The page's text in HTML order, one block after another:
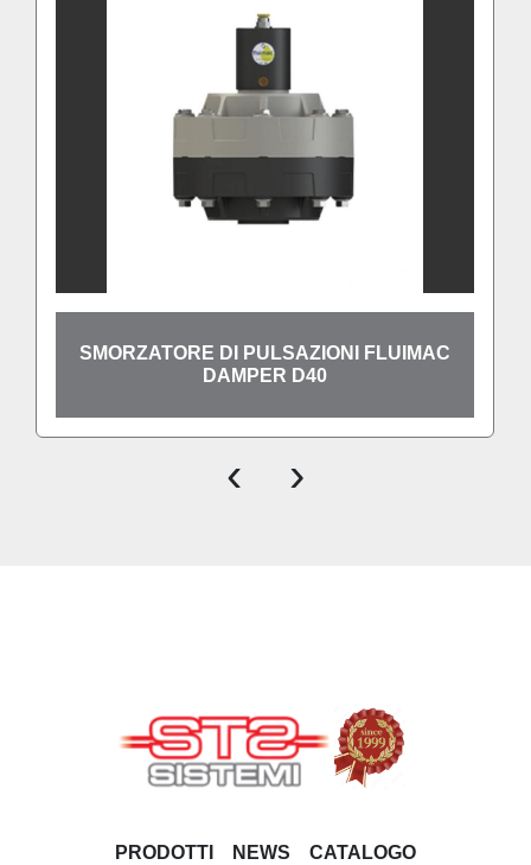
SMORZATORE DI PULSAZIONI FLUIMAC
DAMPER D40
‹ ›
PRODOTTI NEWS CATALOGO